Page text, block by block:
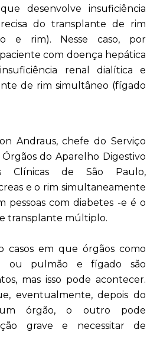
desenvolve insuficiência
do transplante de rim
e rim). Nesse caso, por
com doença hepática
renal dialítica e
de rim simultâneo (fígado
Andraus, chefe do Serviço
do Aparelho Digestivo
Clínicas de São Paulo,
e o rim simultaneamente
pessoas com diabetes -e é o
transplante múltiplo.
casos em que órgãos como
ou pulmão e fígado são
mas isso pode acontecer.
eventualmente, depois do
órgão, o outro pode
grave e necessitar de